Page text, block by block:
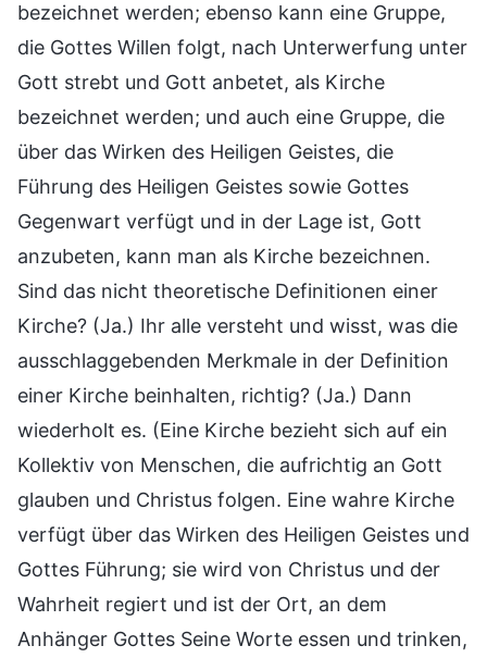
bezeichnet werden; ebenso kann eine Gruppe,
die Gottes Willen folgt, nach Unterwerfung unter
Gott strebt und Gott anbetet, als Kirche
bezeichnet werden; und auch eine Gruppe, die
über das Wirken des Heiligen Geistes, die
Führung des Heiligen Geistes sowie Gottes
Gegenwart verfügt und in der Lage ist, Gott
anzubeten, kann man als Kirche bezeichnen.
Sind das nicht theoretische Definitionen einer
Kirche? (Ja.) Ihr alle versteht und wisst, was die
ausschlaggebenden Merkmale in der Definition
einer Kirche beinhalten, richtig? (Ja.) Dann
wiederholt es. (Eine Kirche bezieht sich auf ein
Kollektiv von Menschen, die aufrichtig an Gott
glauben und Christus folgen. Eine wahre Kirche
verfügt über das Wirken des Heiligen Geistes und
Gottes Führung; sie wird von Christus und der
Wahrheit regiert und ist der Ort, an dem
Anhänger Gottes Seine Worte essen und trinken,